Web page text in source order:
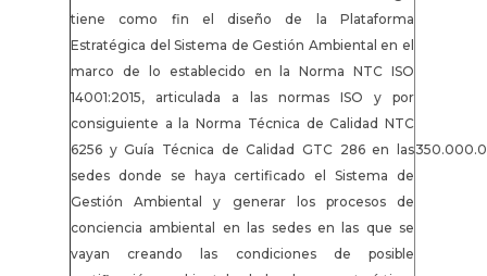
tiene como fin el diseño de la Plataforma
Estratégica del Sistema de Gestión Ambiental en el
marco de lo establecido en la Norma NTC ISO
14001:2015, articulada a las normas ISO y por
consiguiente a la Norma Técnica de Calidad NTC
6256 y Guía Técnica de Calidad GTC 286 en las
sedes donde se haya certificado el Sistema de
Gestión Ambiental y generar los procesos de
conciencia ambiental en las sedes en las que se
vayan creando las condiciones de posible